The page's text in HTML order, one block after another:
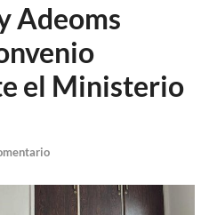
Adeoms
el Ministerio